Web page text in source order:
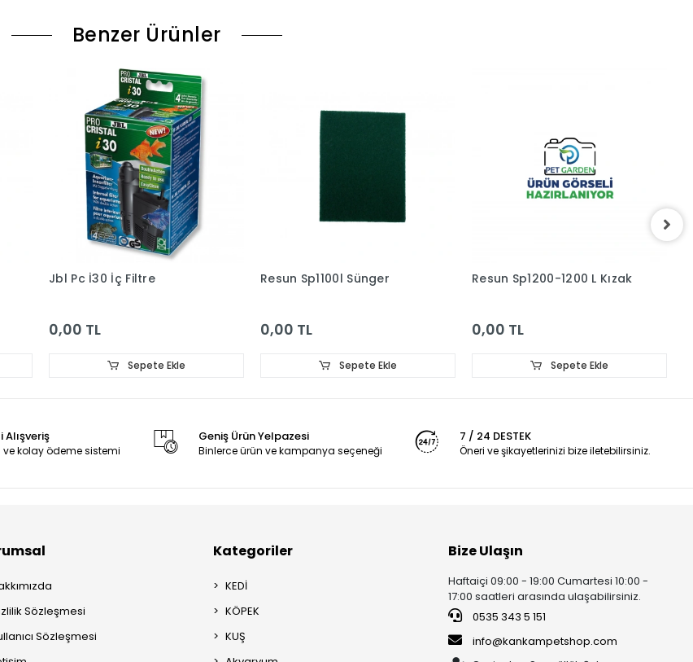
Benzer Ürünler
Jbl Pc İ30 İç Filtre
0,00 TL
Sepete Ekle
Resun Sp1100l Sünger
0,00 TL
Sepete Ekle
Resun Sp1200-1200 L Kızak
0,00 TL
Sepete Ekle
Alışveriş
ve kolay ödeme sistemi
Geniş Ürün Yelpazesi
Binlerce ürün ve kampanya seçeneği
7 / 24 DESTEK
Öneri ve şikayetlerinizi bize iletebilirsiniz.
Sözleşmesi
Sözleşmesi
Kategoriler
KEDİ
KÖPEK
KUŞ
Bize Ulaşın
Haftaiçi 09:00 - 19:00 Cumartesi 10:00 -
17:00 saatleri arasında ulaşabilirsiniz.
0535 343 5 151
info@kankampetshop.com